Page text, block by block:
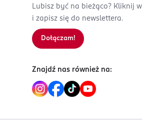
Lubisz być na bieżąco? Kliknij
i zapisz się do newslettera.
Dołączam!
Znajdź nas również na: